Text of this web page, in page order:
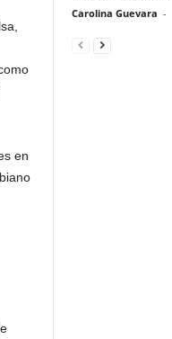
en
Carolina Guevara -